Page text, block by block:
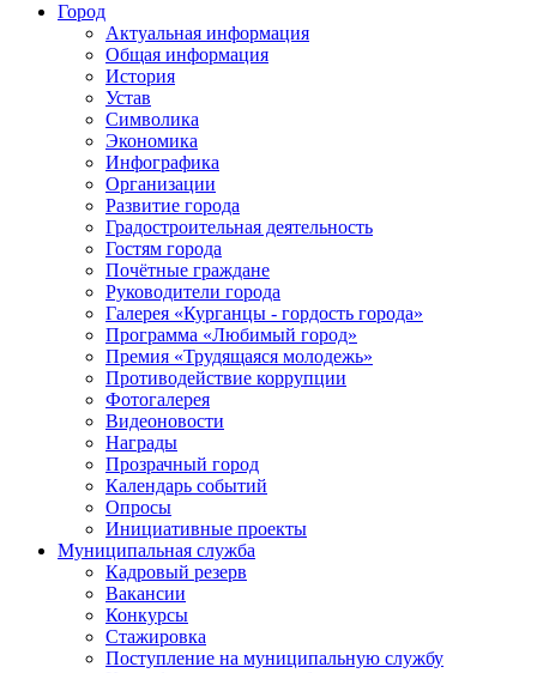
Город
Актуальная информация
Общая информация
История
Устав
Символика
Экономика
Инфографика
Организации
Развитие города
Градостроительная деятельность
Гостям города
Почётные граждане
Руководители города
Галерея «Курганцы - гордость города»
Программа «Любимый город»
Премия «Трудящаяся молодежь»
Противодействие коррупции
Фотогалерея
Видеоновости
Награды
Прозрачный город
Календарь событий
Опросы
Инициативные проекты
Муниципальная служба
Кадровый резерв
Вакансии
Конкурсы
Стажировка
Поступление на муниципальную службу